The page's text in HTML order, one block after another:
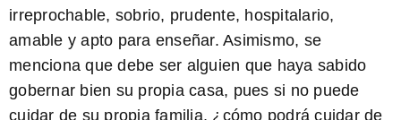
irreprochable, sobrio, prudente, hospitalario,
amable y apto para enseñar. Asimismo, se
menciona que debe ser alguien que haya sabido
gobernar bien su propia casa, pues si no puede
cuidar de su propia familia, ¿cómo podrá cuidar de